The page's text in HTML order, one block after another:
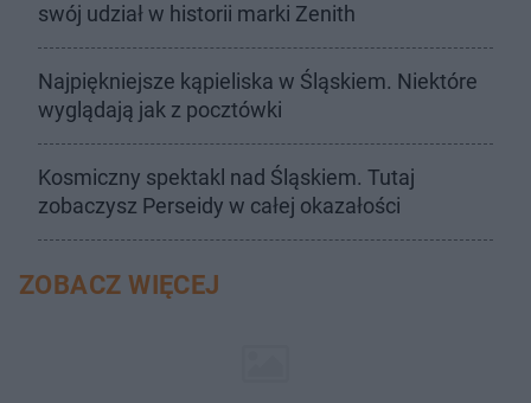
swój udział w historii marki Zenith
Najpiękniejsze kąpieliska w Śląskiem. Niektóre
wyglądają jak z pocztówki
Kosmiczny spektakl nad Śląskiem. Tutaj
zobaczysz Perseidy w całej okazałości
ZOBACZ WIĘCEJ